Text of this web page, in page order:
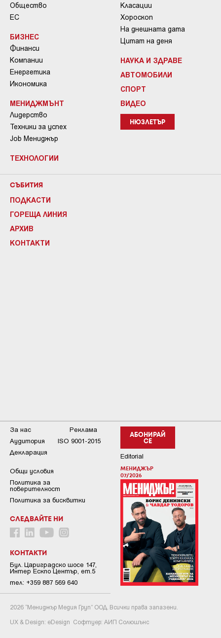
Общество
ЕС
БИЗНЕС
Финанси
Компании
Енергетика
Икономика
МЕНИДЖМЪНТ
Лидерство
Техники за успех
Job Мениджър
ТЕХНОЛОГИИ
Класации
Хороскоп
На днешната дата
Цитат на деня
НАУКА И ЗДРАВЕ
АВТОМОБИЛИ
СПОРТ
ВИДЕО
НЮЗЛЕТЪР
СЪБИТИЯ
ПОДКАСТИ
ГОРЕЩА ЛИНИЯ
АРХИВ
КОНТАКТИ
АБОНИРАЙ
СЕ
Editorial
МЕНИДЖЪР
07/2026
За нас
Реклама
Аудитория
ISO 9001-2015
Декларация
Общи условия
Пoлитикa зa
пoвepитeлнocт
Политика за бисквитки
СЛЕДВАЙТЕ НИ
КОНТАКТИ
Бул. Цариградско шосе 147,
Интер Ескпо Център, ет.5
тел: +359 887 569 640
2026 “Мениджър Медия Груп” ООД. Всички права запазени.
UX & Design: eDesign Софтуер: АИП Солюшънс